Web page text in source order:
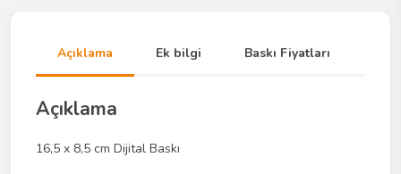
Açıklama Ek bilgi Baskı Fiyatları
Açıklama
16,5 x 8,5 cm Dijital Baskı